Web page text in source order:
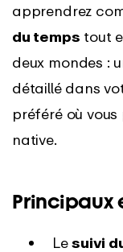
apprendrez
du temps tout
deux mondes :
détaillé dans
préféré où
native.
Principaux
Lesuivi